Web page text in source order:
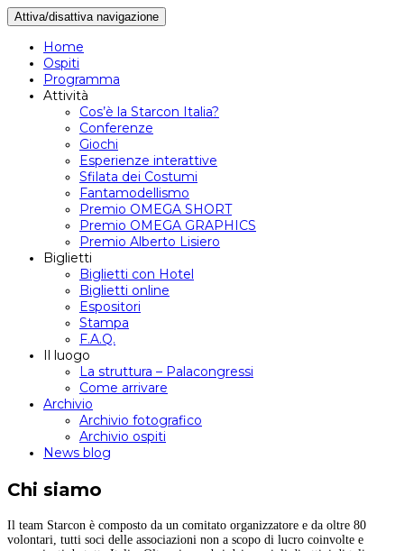
Attiva/disattiva navigazione
Home
Ospiti
Programma
Attività
Cos’è la Starcon Italia?
Conferenze
Giochi
Esperienze interattive
Sfilata dei Costumi
Fantamodellismo
Premio OMEGA SHORT
Premio OMEGA GRAPHICS
Premio Alberto Lisiero
Biglietti
Biglietti con Hotel
Biglietti online
Espositori
Stampa
F.A.Q.
Il luogo
La struttura – Palacongressi
Come arrivare
Archivio
Archivio fotografico
Archivio ospiti
News blog
Chi siamo
Il team Starcon è composto da un comitato organizzatore e da oltre 80
volontari, tutti soci delle associazioni non a scopo di lucro coinvolte e